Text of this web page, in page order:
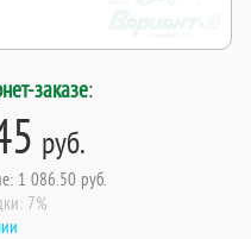
заказе:
руб.
1 086.50 руб.
7%